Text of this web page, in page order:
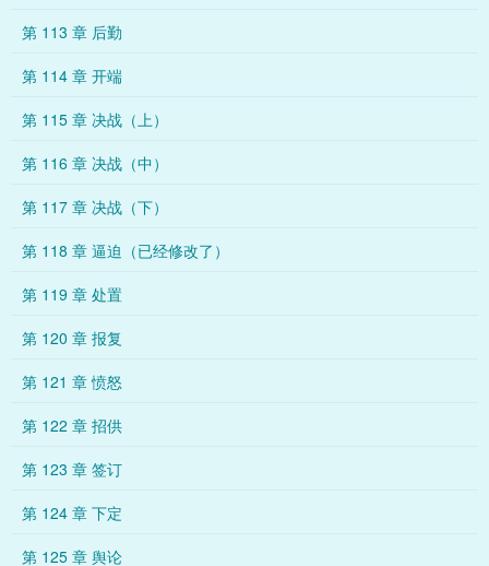
第 113 章 后勤
第 114 章 开端
第 115 章 决战（上）
第 116 章 决战（中）
第 117 章 决战（下）
第 118 章 逼迫（已经修改了）
第 119 章 处置
第 120 章 报复
第 121 章 愤怒
第 122 章 招供
第 123 章 签订
第 124 章 下定
第 125 章 舆论